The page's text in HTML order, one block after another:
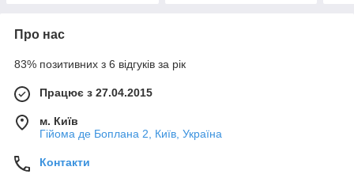
Про нас
83% позитивних з 6 відгуків за рік
Працює з 27.04.2015
м. Київ
Гійома де Боплана 2, Київ, Україна
Контакти